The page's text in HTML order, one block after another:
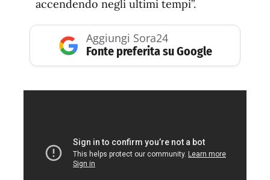
accendendo negli ultimi tempi”.
Aggiungi Sora24
Fonte preferita su Google